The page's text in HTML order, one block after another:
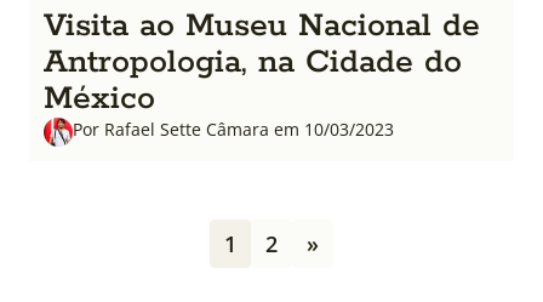
Visita ao Museu Nacional de
Antropologia, na Cidade do
México
Por Rafael Sette Câmara em 10/03/2023
1 2 »